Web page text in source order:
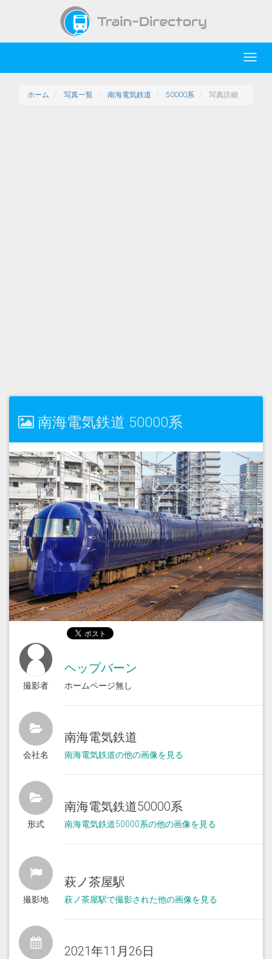
ホーム 写真一覧 南海電気鉄道 50000系 写真詳細
南海電気鉄道 50000系
撮影者
ヘップバーン
ホームページ無し
会社名
南海電気鉄道
南海電気鉄道の他の画像を見る
形式
南海電気鉄道50000系
南海電気鉄道50000系の他の画像を見る
撮影地
萩ノ茶屋駅
萩ノ茶屋駅で撮影された他の画像を見る
2021年11月26日